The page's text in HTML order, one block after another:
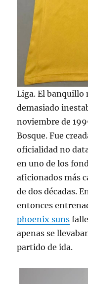
Liga. El banquillo
demasiado
noviembre de
Bosque. Fue
oficialidad no
en uno de los
aficionados más
de dos décadas.
entonces
phoenix suns
apenas se
partido de ida.